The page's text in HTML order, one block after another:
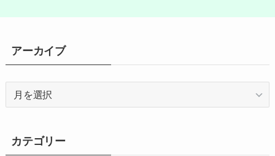
アーカイブ
ブ
カテゴリー